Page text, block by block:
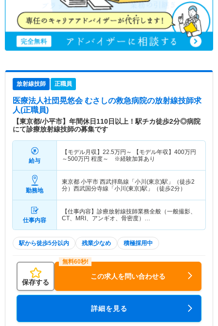
放射線技師 正職員
医療法人社団晃悠会 むさしの救急病院の放射線技師求
人(正職員)
【東京都/小平市】年間休日110日以上！駅チカ徒歩2分◎病院
にて診療放射線技師の募集です
給与
【モデル月収】 22.5万円～ 【モデル年収】 400万円
～500万円 程度～ ※経験加算あり
勤務地
東京都 小平市 西武拝島線「小川(東京)駅」（徒歩2
分）西武国分寺線「小川(東京)駅」（徒歩2分）
仕事内容
【仕事内容】診療放射線技師業務全般（一般撮影、
CT、MRI、アンギオ、骨密度）…
駅から徒歩5分以内 残業少なめ 積極採用中
保存する
この求人を問い合わせる
詳細を見る